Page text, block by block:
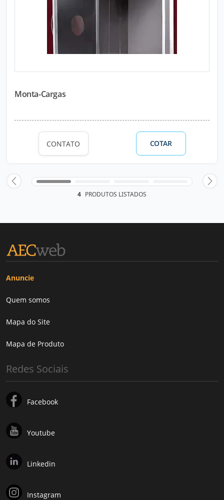
Monta-Cargas
CONTATO COTAR
4 PRODUTOS LISTADOS
Anuncie
Quem somos
Mapa do Site
Mapa de Produto
Redes Sociais
Facebook
Youtube
Linkedin
Instagram